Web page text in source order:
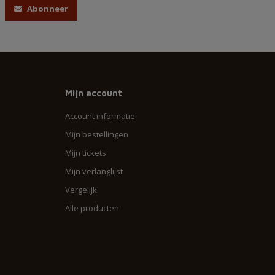
Abonneer
Mijn account
Account informatie
Mijn bestellingen
Mijn tickets
Mijn verlanglijst
Vergelijk
Alle producten